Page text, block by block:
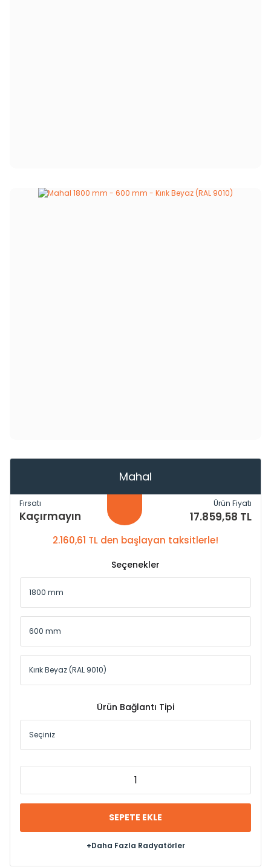
Mahal
Fırsatı
Kaçırmayın
Ürün Fiyatı
17.859,58 TL
2.160,61 TL den başlayan taksitlerle!
Seçenekler
Ürün Bağlantı Tipi
SEPETE EKLE
+Daha Fazla Radyatörler